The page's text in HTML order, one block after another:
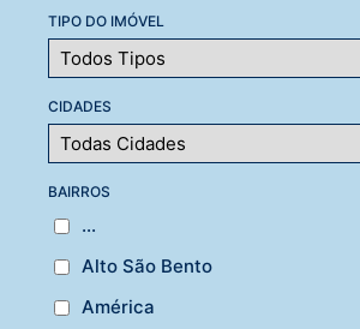
TIPO DO IMÓVEL
CIDADES
BAIRROS
...
Alto São Bento
América